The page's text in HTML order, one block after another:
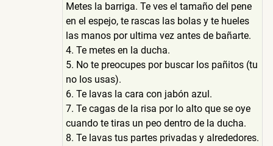
Metes la barriga. Te ves el tamaño del pene
en el espejo, te rascas las bolas y te hueles
las manos por ultima vez antes de bañarte.
4. Te metes en la ducha.
5. No te preocupes por buscar los pañitos (tu
no los usas).
6. Te lavas la cara con jabón azul.
7. Te cagas de la risa por lo alto que se oye
cuando te tiras un peo dentro de la ducha.
8. Te lavas tus partes privadas y alrededores.